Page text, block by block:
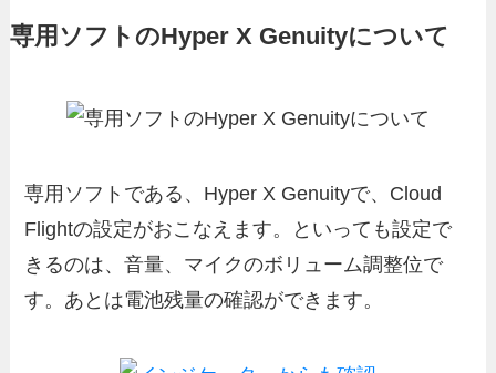
専用ソフトのHyper X Genuityについて
専用ソフトである、Hyper X Genuityで、Cloud
Flightの設定がおこなえます。といっても設定で
きるのは、音量、マイクのボリューム調整位で
す。あとは電池残量の確認ができます。